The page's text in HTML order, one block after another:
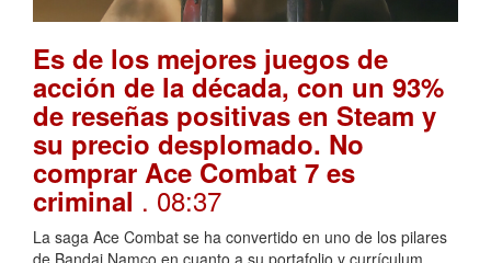
Es de los mejores juegos de
acción de la década, con un 93%
de reseñas positivas en Steam y
su precio desplomado. No
comprar Ace Combat 7 es
criminal . 08:37
La saga Ace Combat se ha convertido en uno de los pilares
de Bandai Namco en cuanto a su portafolio y currículum